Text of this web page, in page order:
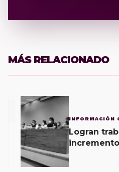
MÁS RELACIONADO
INFORMACIÓN
Logran